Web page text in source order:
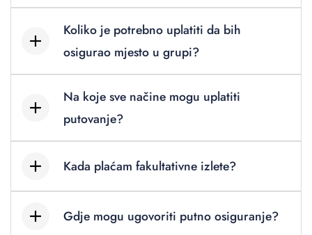
Koliko je potrebno uplatiti da bih
osigurao mjesto u grupi?
Na koje sve načine mogu uplatiti
putovanje?
Kada plaćam fakultativne izlete?
Gdje mogu ugovoriti putno osiguranje?